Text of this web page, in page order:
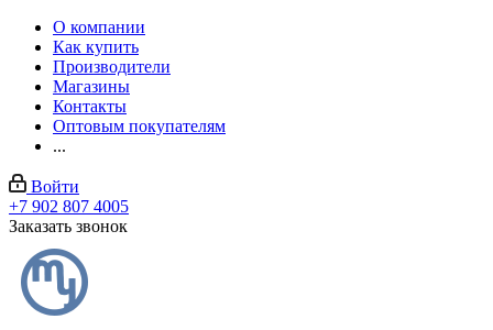
О компании
Как купить
Производители
Магазины
Контакты
Оптовым покупателям
...
Войти
+7 902 807 4005
Заказать звонок